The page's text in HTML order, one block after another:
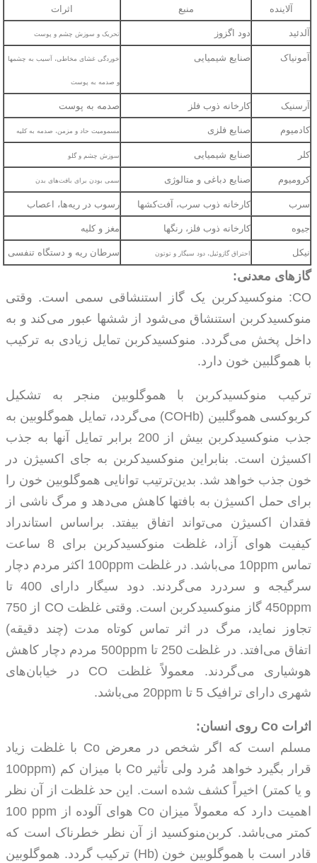
آلاینده منبع اثرات
آلدئید دود اگزوز تحریک و سوزش چشم و پوست
آمونیاک صنایع شیمیایی خوردگی غشای مخاطی، آسیب به چشمها
و صدمه به پوست
آرسنیک کارخانه ذوب فلز صدمه به پوست
کادمیوم صنایع فلزی مسمومیت حاد و مزمن، صدمه به کلیه
کلر صنایع شیمیایی سوزش چشم و گلو
کرومیوم صنایع دباغی و متالوژی سمی بودن برای بافت‌های بدن
سرب کارخانه ذوب سرب، آفت‌کشها رسوب در ریه‌ها، اعصاب
جیوه کارخانه ذوب فلز، رنگها مغز و کلیه
نیکل احتراق گازوئیل، دود سیگار و توتون سرطان ریه و دستگاه تنفسی
گازهای معدنی:
CO: منوکسیدکربن یک گاز استنشاقی سمی است. وقتی
منوکسیدکربن استنشاق می‌شود از ششها عبور می‌کند و به
داخل پخش می‌گردد. منوکسیدکربن تمایل زیادی به ترکیب
با هموگلبین خون دارد.
ترکیب منوکسیدکربن با هموگلوبین منجر به تشکیل
کربوکسی هموگلبین (COHb) می‌گردد، تمایل هموگلوبین به
جذب منوکسیدکربن بیش از 200 برابر تمایل آنها به جذب
اکسیژن است. بنابراین منوکسیدکربن به جای اکسیژن در
خون جذب خواهد شد. بدین‌ترتیب توانایی هموگلوبین خون را
برای حمل اکسیژن به بافتها کاهش می‌دهد و مرگ ناشی از
فقدان اکسیژن می‌تواند اتفاق بیفتد. براساس استاندراد
کیفیت هوای آزاد، غلظت منوکسیدکربن برای 8 ساعت
تماس ppm10 می‌باشد. در غلظت ppm
100 اکثر مردم دچار
سرگیجه و سردرد می‌گردند. دود سیگار دارای 400 تا
ppm450 گاز منوکسیدکربن است. وقتی غلظت CO
از 750
تجاوز نماید، مرگ در اثر تماس کوتاه مدت (چند دقیقه)
اتفاق می‌افتد. در غلظت 250 تا
ppm
500 مردم دچار کاهش
هوشیاری می‌گردند. معمولاً غلظت CO در خیابان‌های
شهری دارای ترافیک 5 تا
ppm20 می‌باشد.
اثرات Co روی انسان:
مسلم است که اگر شخص در معرضCo با غلظت زیاد
قرار بگیرد خواهد مُرد ولی تأثیرCo با میزان کم (ppm
100
و یا کمتر) اخیراً کشف شده است. این حد غلظت از آن نظر
اهمیت دارد که معمولاً میزان Co هوای آلوده از ppm
100
کمتر می‌باشد. کربن‌منوکسید از آن نظر خطرناک است که
قادر است با هموگلوبین خون (Hb) ترکیب گردد. هموگلوبین